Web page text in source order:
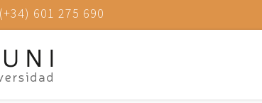
(+34) 601 275 690